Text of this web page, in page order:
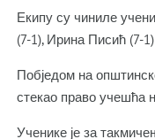
Екипу су чиниле
(7-1), Ирина Писић (7-
Побједом на
стекао право учешћа
Ученике је за